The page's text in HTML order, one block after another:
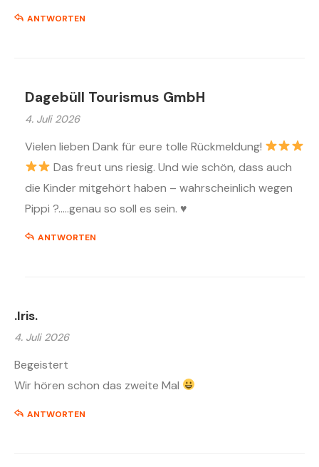
ANTWORTEN
Dagebüll Tourismus GmbH
4. Juli 2026
Vielen lieben Dank für eure tolle Rückmeldung!
Das freut uns riesig. Und wie schön, dass auch
die Kinder mitgehört haben – wahrscheinlich wegen
Pippi ?…..genau so soll es sein. ♥️
ANTWORTEN
.Iris.
4. Juli 2026
Begeistert
Wir hören schon das zweite Mal
ANTWORTEN